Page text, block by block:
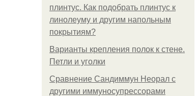
плинтус. Как подобрать плинтус к
линолеуму и другим напольным
покрытиям?
Варианты крепления полок к стене.
Петли и уголки
Сравнение Сандиммун Неорал с
другими иммуносупрессорами